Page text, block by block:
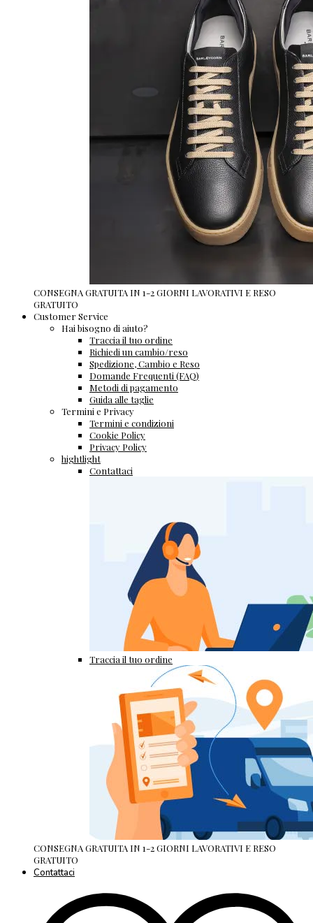
CONSEGNA GRATUITA IN 1-2 GIORNI LAVORATIVI E RESO
GRATUITO
Customer Service
Hai bisogno di aiuto?
Traccia il tuo ordine
Richiedi un cambio/reso
Spedizione, Cambio e Reso
Domande Frequenti (FAQ)
Metodi di pagamento
Guida alle taglie
Termini e Privacy
Termini e condizioni
Cookie Policy
Privacy Policy
hightlight
Contattaci
Traccia il tuo ordine
CONSEGNA GRATUITA IN 1-2 GIORNI LAVORATIVI E RESO
GRATUITO
Contattaci